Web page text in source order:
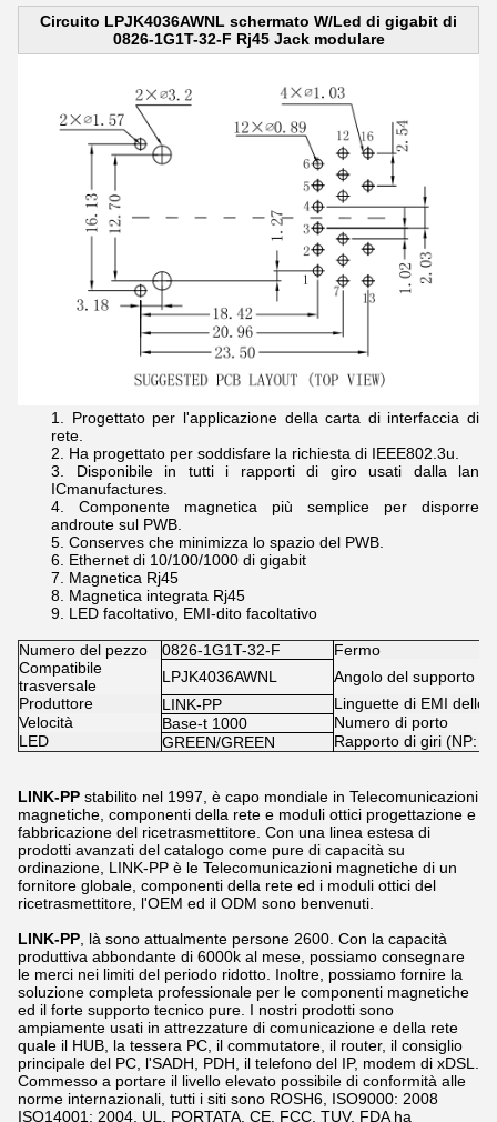
Circuito LPJK4036AWNL schermato W/Led di gigabit di
0826-1G1T-32-F Rj45 Jack modulare
Progettato per l'applicazione della carta di interfaccia di
rete.
Ha progettato per soddisfare la richiesta di IEEE802.3u.
Disponibile in tutti i rapporti di giro usati dalla lan
ICmanufactures.
Componente magnetica più semplice per disporre
androute sul PWB.
Conserves che minimizza lo spazio del PWB.
Ethernet di 10/100/1000 di gigabit
Magnetica Rj45
Magnetica integrata Rj45
LED facoltativo, EMI-dito facoltativo
Numero del pezzo 0826-1G1T-32-F
Fermo
Compatibile
trasversale
LPJK4036AWNL
Angolo del supporto
Produttore
LINK-PP
Linguette di EMI dello
Velocità
Base-t 1000
Numero di porto
LED
GREEN/GREEN Rapporto di giri (NP:
LINK-PP stabilito nel 1997, è capo mondiale in Telecomunicazioni
magnetiche, componenti della rete e moduli ottici progettazione e
fabbricazione del ricetrasmettitore. Con una linea estesa di
prodotti avanzati del catalogo come pure di capacità su
ordinazione, LINK-PP è le Telecomunicazioni magnetiche di un
fornitore globale, componenti della rete ed i moduli ottici del
ricetrasmettitore, l'OEM ed il ODM sono benvenuti.
LINK-PP , là sono attualmente persone 2600. Con la capacità
produttiva abbondante di 6000k al mese, possiamo consegnare
le merci nei limiti del periodo ridotto. Inoltre, possiamo fornire la
soluzione completa professionale per le componenti magnetiche
ed il forte supporto tecnico pure. I nostri prodotti sono
ampiamente usati in attrezzature di comunicazione e della rete
quale il HUB, la tessera PC, il commutatore, il router, il consiglio
principale del PC, l'SADH, PDH, il telefono del IP, modem di xDSL.
Commesso a portare il livello elevato possibile di conformità alle
norme internazionali, tutti i siti sono ROSH6, ISO9000: 2008
ISO14001: 2004, UL, PORTATA, CE, FCC, TUV, FDA ha